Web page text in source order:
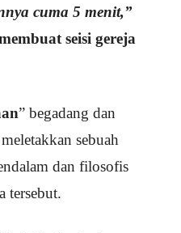
cuma 5 menit,”
seisi gereja
” begadang dan
sebuah
dan filosofis
tersebut.